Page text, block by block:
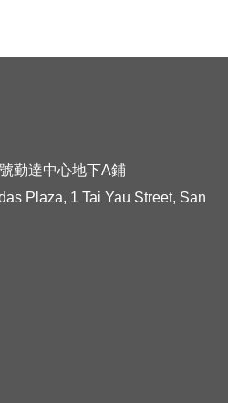
勤達中心地下A鋪
Plaza, 1 Tai Yau Street, San